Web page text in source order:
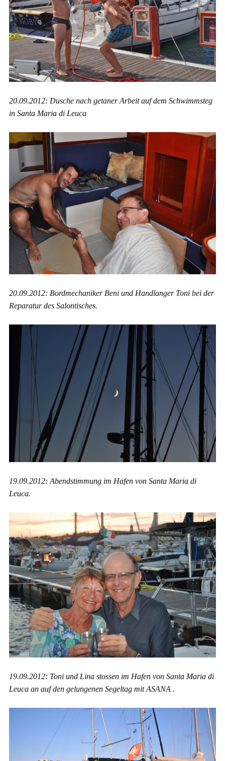
20.09.2012: Dusche nach getaner Arbeit auf dem Schwimmsteg
in Santa Maria di Leuca
20.09.2012: Bordmechaniker Beni und Handlanger Toni bei der
Reparatur des Salontisches.
19.09.2012: Abendstimmung im Hafen von Santa Maria di
Leuca.
19.09.2012: Toni und Lina stossen im Hafen von Santa Maria di
Leuca an auf den gelungenen Segeltag mit ASANA .